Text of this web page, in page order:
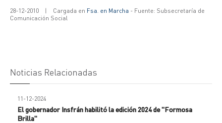
28-12-2010 | Cargada en Fsa. en Marcha - Fuente: Subsecretaría de
Comunicación Social
Noticias Relacionadas
11-12-2024
El gobernador Insfrán habilitó la edición 2024 de "Formosa
Brilla"